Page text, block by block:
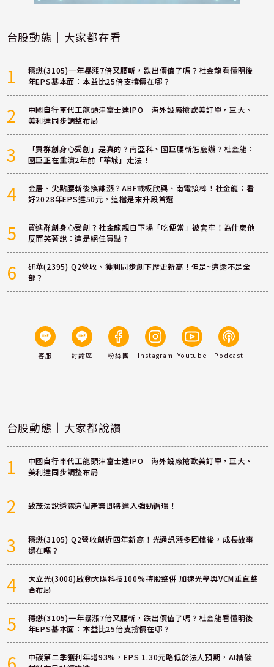
台股動態｜大家都在看
1
穩懋(3105)一年暴漲7倍又腰斬，跌出價值了嗎？杜金龍看懂明後
年EPS基本面：本益比25倍支撐價在哪？
2
中國自行車代工龍頭津富士達IPO 海外設廠搶歐美訂單，巨大、
美利達同步調整布局
3
「買群創身心受創」是真的？南亞科、國巨腰斬怎麼辦？杜金龍：
國巨正在重演2年前「華城」走法！
4
金居、尖點腰斬後換誰漲？ABF載板欣興、南電接棒！杜金龍：看
好2028年EPS達50元，這檔是末升段首選
5
買進群創身心受創？杜金龍親自下場「吃便當」被套牢！為什麼他
反而笑著說：這是絕佳買點？
6
研華(2395) Q2營收、獲利同步創下歷史新高！但是~這還不是全
部？
客服 討論區 粉絲團 Instagram Youtube Podcast
台股動態｜大家都說讚
1
中國自行車代工龍頭津富士達IPO 海外設廠搶歐美訂單，巨大、
美利達同步調整布局
2 致茂法說透露這個產業即將進入強勁循環！
3
穩懋(3105) Q2營收創近四年新高！光通訊漲多回檔後，成長故事
還在嗎？
4
大立光(3008)啟動大陽科技100%持股整併 加速光學與VCM垂直整
合布局
5
穩懋(3105)一年暴漲7倍又腰斬，跌出價值了嗎？杜金龍看懂明後
年EPS基本面：本益比25倍支撐價在哪？
中碳第二季獲利年增93%，EPS 1.30元略低於法人預期，AI精碳